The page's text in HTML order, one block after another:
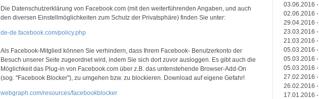
Die Datenschutzerklärung von Facebook.com (mit den weiterführenden Angaben, und auch
den diversen Einstellmöglichkeiten zum Schutz der Privatsphäre) finden Sie unter:
de-de.facebook.com/policy.php
Als Facebook-Mitglied können Sie verhindern, dass Ihrem Facebook- Benutzerkonto der
Besuch unserer Seite zugeordnet wird, indem Sie sich dort zuvor ausloggen. Es gibt auch die
Möglichkeit das Plug-in von Facebook.com über z.B. das untenstehende Browser-Add-On
(sog. "Facebook Blocker"), zu umgehen bzw. zu blockieren. Download auf eigene Gefahr!
webgraph.com/resources/facebookblocker
03.06.2016 -
02.06.2016 -
29.04.2016 -
23.03.2016 -
21.03.2016 -
05.03.2016 -
05.03.2016 -
05.03.2016 -
27.02.2016 -
26.02.2016 -
17.01.2016 -